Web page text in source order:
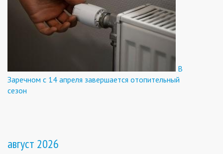
В
Заречном с 14 апреля завершается отопительный
сезон
август 2026